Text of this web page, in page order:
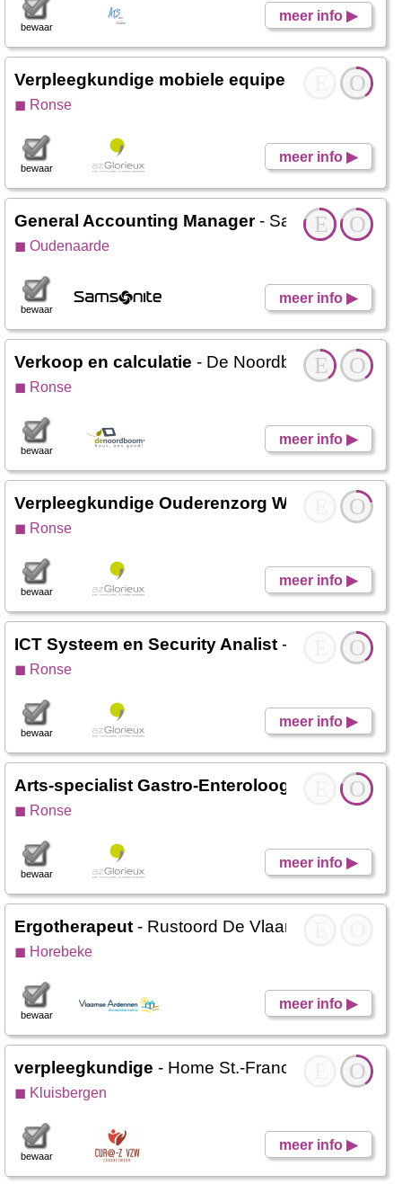
meer info ▶
bewaar
O
Verpleegkundige mobiele equipe Ouderenzorg
◼ Ronse
meer info ▶
bewaar
O
E
General Accounting Manager- Samsonite
◼ Oudenaarde
meer info ▶
bewaar
O
E
Verkoop en calculatie - De Noordboom Cvba
◼ Ronse
meer info ▶
bewaar
O
Verpleegkundige Ouderenzorg WZC
◼ Ronse
meer info ▶
bewaar
O
ICT Systeem en Security Analist - Werken
◼ Ronse
meer info ▶
bewaar
O
Arts-specialist Gastro-Enteroloog - Werken
◼ Ronse
meer info ▶
bewaar
Ergotherapeut - Rustoord De Vlaamse Ardennen
◼ Horebeke
meer info ▶
bewaar
O
verpleegkundige - Home St.-Franciscus
◼ Kluisbergen
meer info ▶
bewaar